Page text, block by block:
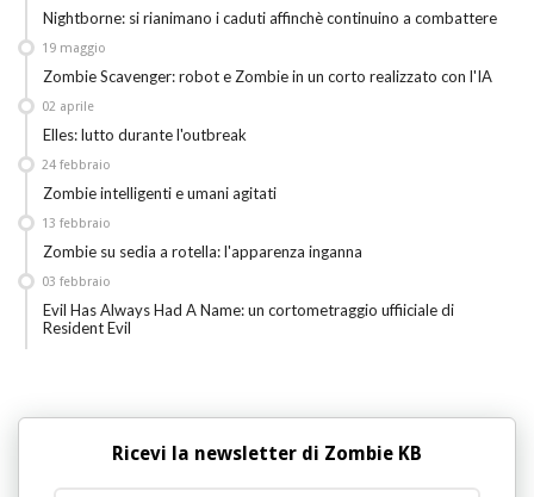
Nightborne: si rianimano i caduti affinchè continuino a combattere
Zombie Scavenger: robot e Zombie in un corto realizzato con l'IA
19 maggio
Elles: lutto durante l'outbreak
02 aprile
Zombie intelligenti e umani agitati
24 febbraio
Zombie su sedia a rotella: l'apparenza inganna
13 febbraio
Evil Has Always Had A Name: un cortometraggio uffiiciale di
Resident Evil
03 febbraio
Ricevi la newsletter di Zombie KB